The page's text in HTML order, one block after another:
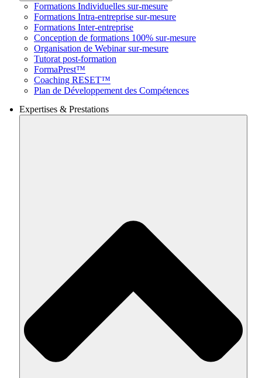
Formations Individuelles sur-mesure
Formations Intra-entreprise sur-mesure
Formations Inter-entreprise
Conception de formations 100% sur-mesure
Organisation de Webinar sur-mesure
Tutorat post-formation
FormaPrest™
Coaching RESET™
Plan de Développement des Compétences
Expertises & Prestations